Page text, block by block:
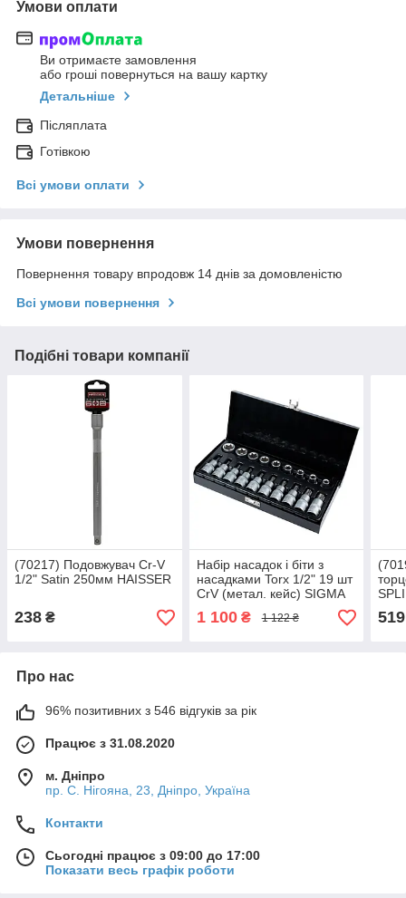
Умови оплати
Ви отримаєте замовлення
або гроші повернуться на вашу картку
Детальніше
Післяплата
Готівкою
Всі умови оплати
Умови повернення
Повернення товару впродовж 14 днів за домовленістю
Всі умови повернення
Подібні товари компанії
(70217) Подовжувач Cr-V
1/2" Satin 250мм HAISSER
238 ₴
Набір насадок і біти з
насадками Torx 1/2" 19 шт
CrV (метал. кейс) SIGMA
1 100₴ 1 122 ₴ 519
Про нас
96% позитивних з 546 відгуків за рік
Працює з 31.08.2020
м. Дніпро
пр. С. Нігояна, 23, Дніпро, Україна
Контакти
Сьогодні працює з 09:00 до 17:00
Показати весь графік роботи